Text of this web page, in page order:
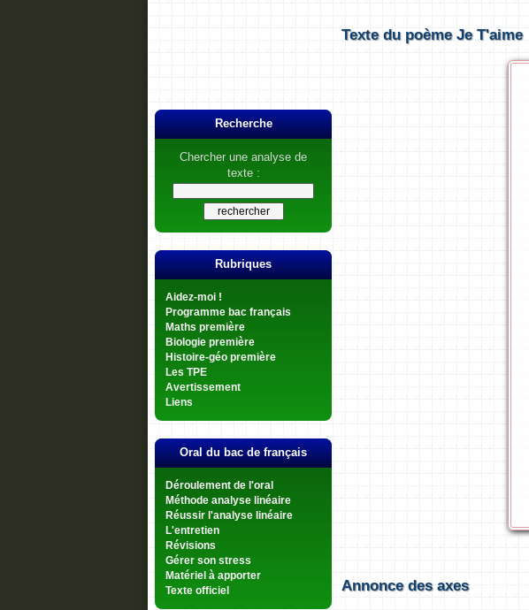
Recherche
Chercher une analyse de
texte :
Rubriques
Aidez-moi !
Programme bac français
Maths première
Biologie première
Histoire-géo première
Les TPE
Avertissement
Liens
Oral du bac de français
Déroulement de l'oral
Méthode analyse linéaire
Réussir l'analyse linéaire
L'entretien
Révisions
Gérer son stress
Matériel à apporter
Texte officiel
Texte du poème Je T'aime
Annonce des axes